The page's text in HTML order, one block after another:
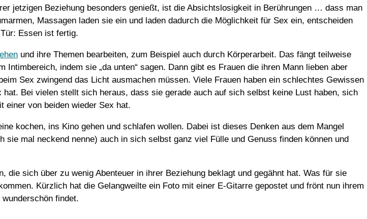
jetzigen Beziehung besonders genießt, ist die Absichtslosigkeit in Berührungen … dass man
Massagen laden sie ein und laden dadurch die Möglichkeit für Sex ein, entscheiden
Essen ist fertig.
und ihre Themen bearbeiten, zum Beispiel auch durch Körperarbeit. Das fängt teilweise
indem sie „da unten“ sagen. Dann gibt es Frauen die ihren Mann lieben aber
Sex zwingend das Licht ausmachen müssen. Viele Frauen haben ein schlechtes Gewissen
Bei vielen stellt sich heraus, dass sie gerade auch auf sich selbst keine Lust haben, sich
einer von beiden wieder Sex hat.
kochen, ins Kino gehen und schlafen wollen. Dabei ist dieses Denken aus dem Mangel
mal neckend nenne) auch in sich selbst ganz viel Fülle und Genuss finden können und
die sich über zu wenig Abenteuer in ihrer Beziehung beklagt und gegähnt hat. Was für sie
Kürzlich hat die Gelangweilte ein Foto mit einer E-Gitarre gepostet und frönt nun ihrem
findet.